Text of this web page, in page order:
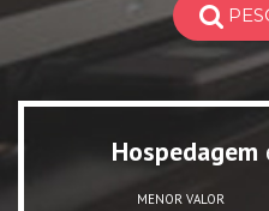
Hospedagem
MENOR VALOR